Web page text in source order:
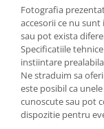
Fotografia
accesorii ce nu
sau pot exista
Specificatiile
instiintare
Ne straduim sa
este posibil ca
cunoscute sau pot
dispozitie pentru